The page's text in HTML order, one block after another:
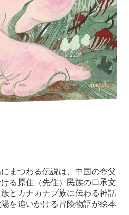
まつわる伝説は、中国の夸父
る原住（先住）民族の口承文
とカナカナブ族に伝わる神話
を追いかける冒険物語が絵本